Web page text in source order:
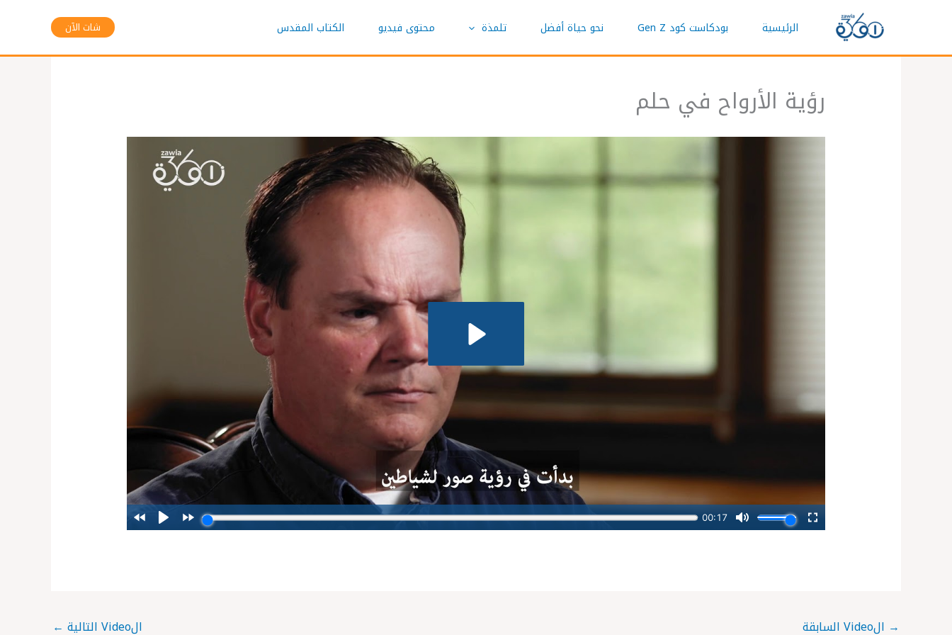
المحتوى
الرئيسية بودكاست كود Gen Z نحو حياة أفضل تلمذة محتوى فيديو الكتاب المقدس شات الآن
رؤية الأرواح في حلم
→ الVideo السابقة الVideo التالية ←